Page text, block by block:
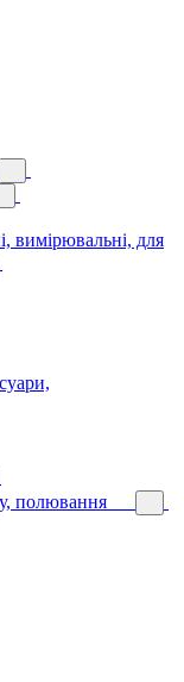
вимірювальні, для
полювання